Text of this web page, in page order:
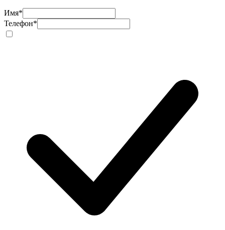
Имя*
Телефон*